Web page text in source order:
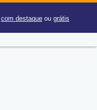
com destaqueou grátis